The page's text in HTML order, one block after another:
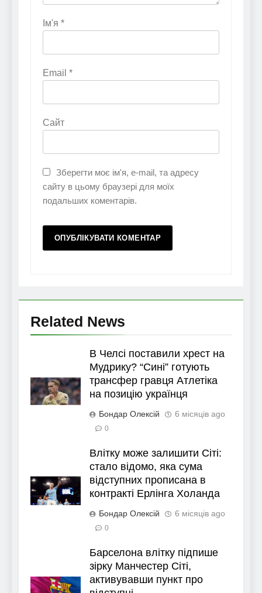
Ім'я *
Email *
Сайт
Зберегти моє ім'я, e-mail, та адресу
сайту в цьому браузері для моїх
подальших коментарів.
Related News
В Челсі поставили хрест на
Мудрику? “Сині” готують
трансфер гравця Атлетіка
на позицію українця
Бондар Олексій 6 місяців ago
0
Влітку може залишити Сіті:
стало відомо, яка сума
відступних прописана в
контракті Ерлінга Холанда
Бондар Олексій 6 місяців ago
0
Барселона влітку підпише
зірку Манчестер Сіті,
активувавши пункт про